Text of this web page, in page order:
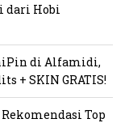
dari Hobi
di Alfamidi,
+ SKIN GRATIS!
Top